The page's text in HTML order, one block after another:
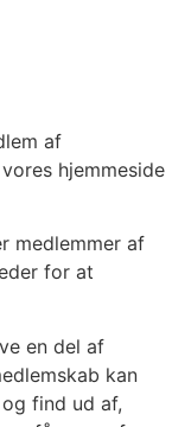
af
hjemmeside
medlemmer af
for at
en del af
kan
find ud af,